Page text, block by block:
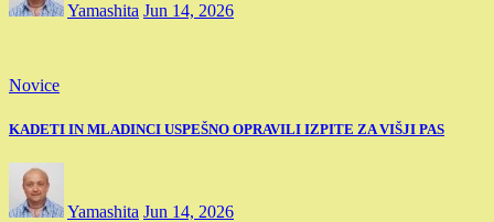
Yamashita Jun 14, 2026
Novice
KADETI IN MLADINCI USPEŠNO OPRAVILI IZPITE ZA VIŠJI PAS
Yamashita Jun 14, 2026